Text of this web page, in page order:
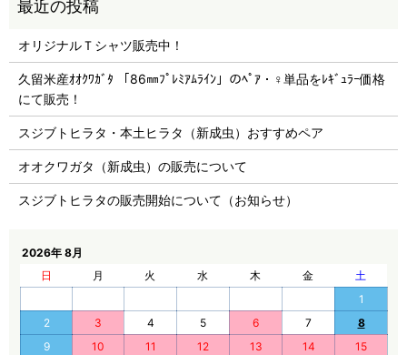
オリジナルＴシャツ販売中！
久留米産ｵｵｸﾜｶﾞﾀ 「86㎜ﾌﾟﾚﾐｱﾑﾗｲﾝ」のﾍﾟｱ・♀単品をﾚｷﾞｭﾗｰ価格
にて販売！
スジブトヒラタ・本土ヒラタ（新成虫）おすすめペア
オオクワガタ（新成虫）の販売について
スジブトヒラタの販売開始について（お知らせ）
2026年 8月
日
月 火 水 木 金
土
1
2
3 4 5 6 7
8
9
10 11 12 13 14
15